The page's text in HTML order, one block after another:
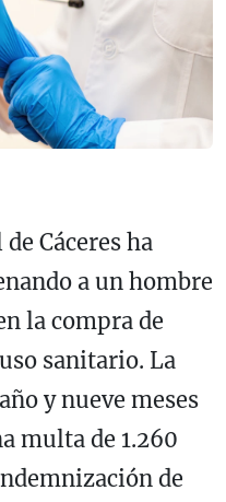
Cáceres ha
a un hombre
la compra de
sanitario. La
y nueve meses
multa de 1.260
de